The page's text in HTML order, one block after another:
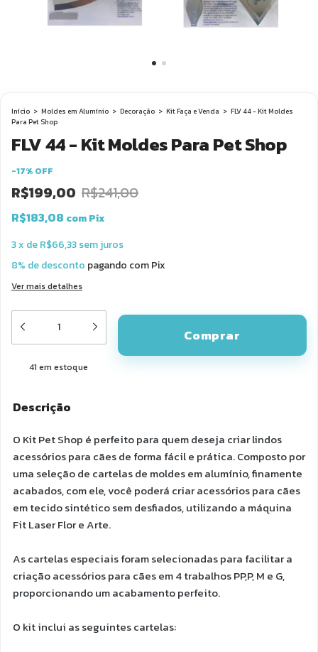
Início > Moldes em Alumínio > Decoração > Kit Faça e Venda > FLV 44 - Kit Moldes
Para Pet Shop
FLV 44 - Kit Moldes Para Pet Shop
-17% OFF
R$199,00 R$241,00
R$183,08 comPix
3x deR$66,33sem juros
8% de desconto pagando com Pix
Ver mais detalhes
41 em estoque
Descrição
O Kit Pet Shop é perfeito para quem deseja criar lindos
acessórios para cães de forma fácil e prática. Composto por
uma seleção de cartelas de moldes em alumínio, finamente
acabados, com ele, você poderá criar acessórios para cães
em tecido sintético sem desfiados, utilizando a máquina
Fit Laser Flor e Arte.
As cartelas especiais foram selecionadas para facilitar a
criação acessórios para cães em 4 trabalhos PP,P, M e G,
proporcionando um acabamento perfeito.
O kit inclui as seguintes cartelas: